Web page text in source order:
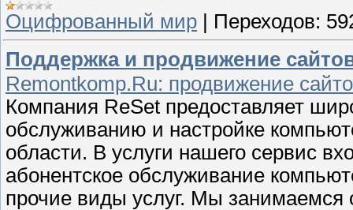
Оцифрованный мир
Переходов:
Поддержка и продвижение
Remontkomp.Ru: продвижение
Компания ReSet предоставляет
обслуживанию и настройке
области. В услуги нашего сервис
абонентское обслуживание
прочие виды услуг. Мы